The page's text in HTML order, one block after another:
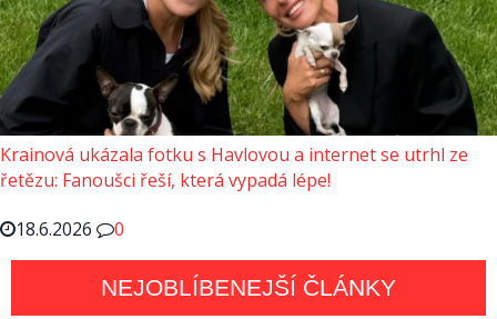
Krainová ukázala fotku s Havlovou a internet se utrhl ze
řetězu: Fanoušci řeší, která vypadá lépe!
18.6.2026
0
NEJOBLÍBENEJŠÍ ČLÁNKY